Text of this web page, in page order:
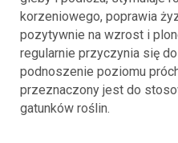
korzeniowego, poprawia
pozytywnie na wzrost i
regularnie przyczynia się
podnoszenie poziomu
przeznaczony jest do
gatunków roślin.